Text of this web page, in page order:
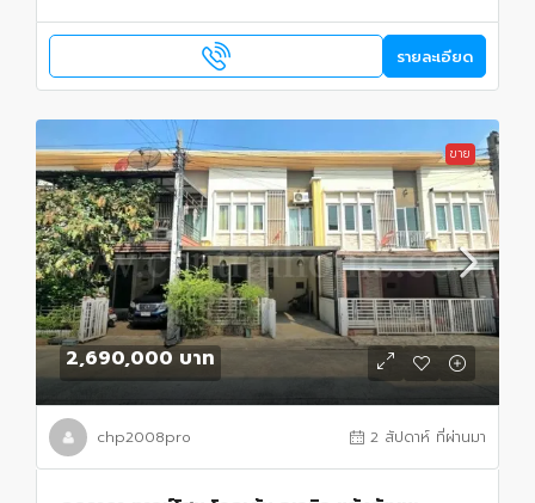
รายละเอียด
ขาย
2,690,000 บาท
chp2008pro 2 สัปดาห์ ที่ผ่านมา